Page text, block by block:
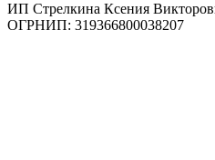
ИП Стрелкина Ксения
ОГРНИП: 319366800038207